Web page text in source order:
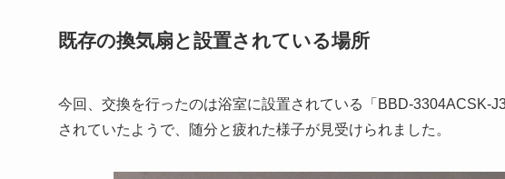
既存の換気扇と設置されている場所
今回、交換を行ったのは浴室に設置されている「BBD-3304ACSK-
されていたようで、随分と疲れた様子が見受けられました。